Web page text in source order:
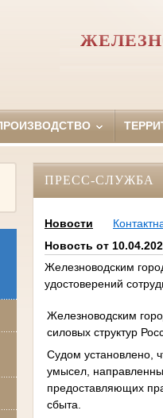
ПРЕСС-СЛУЖБА
Новости
Новость от
Железноводским
удостоверений
Железноводским
силовых структур
Судом установлено,
умысел,
предоставляющих
сбыта.